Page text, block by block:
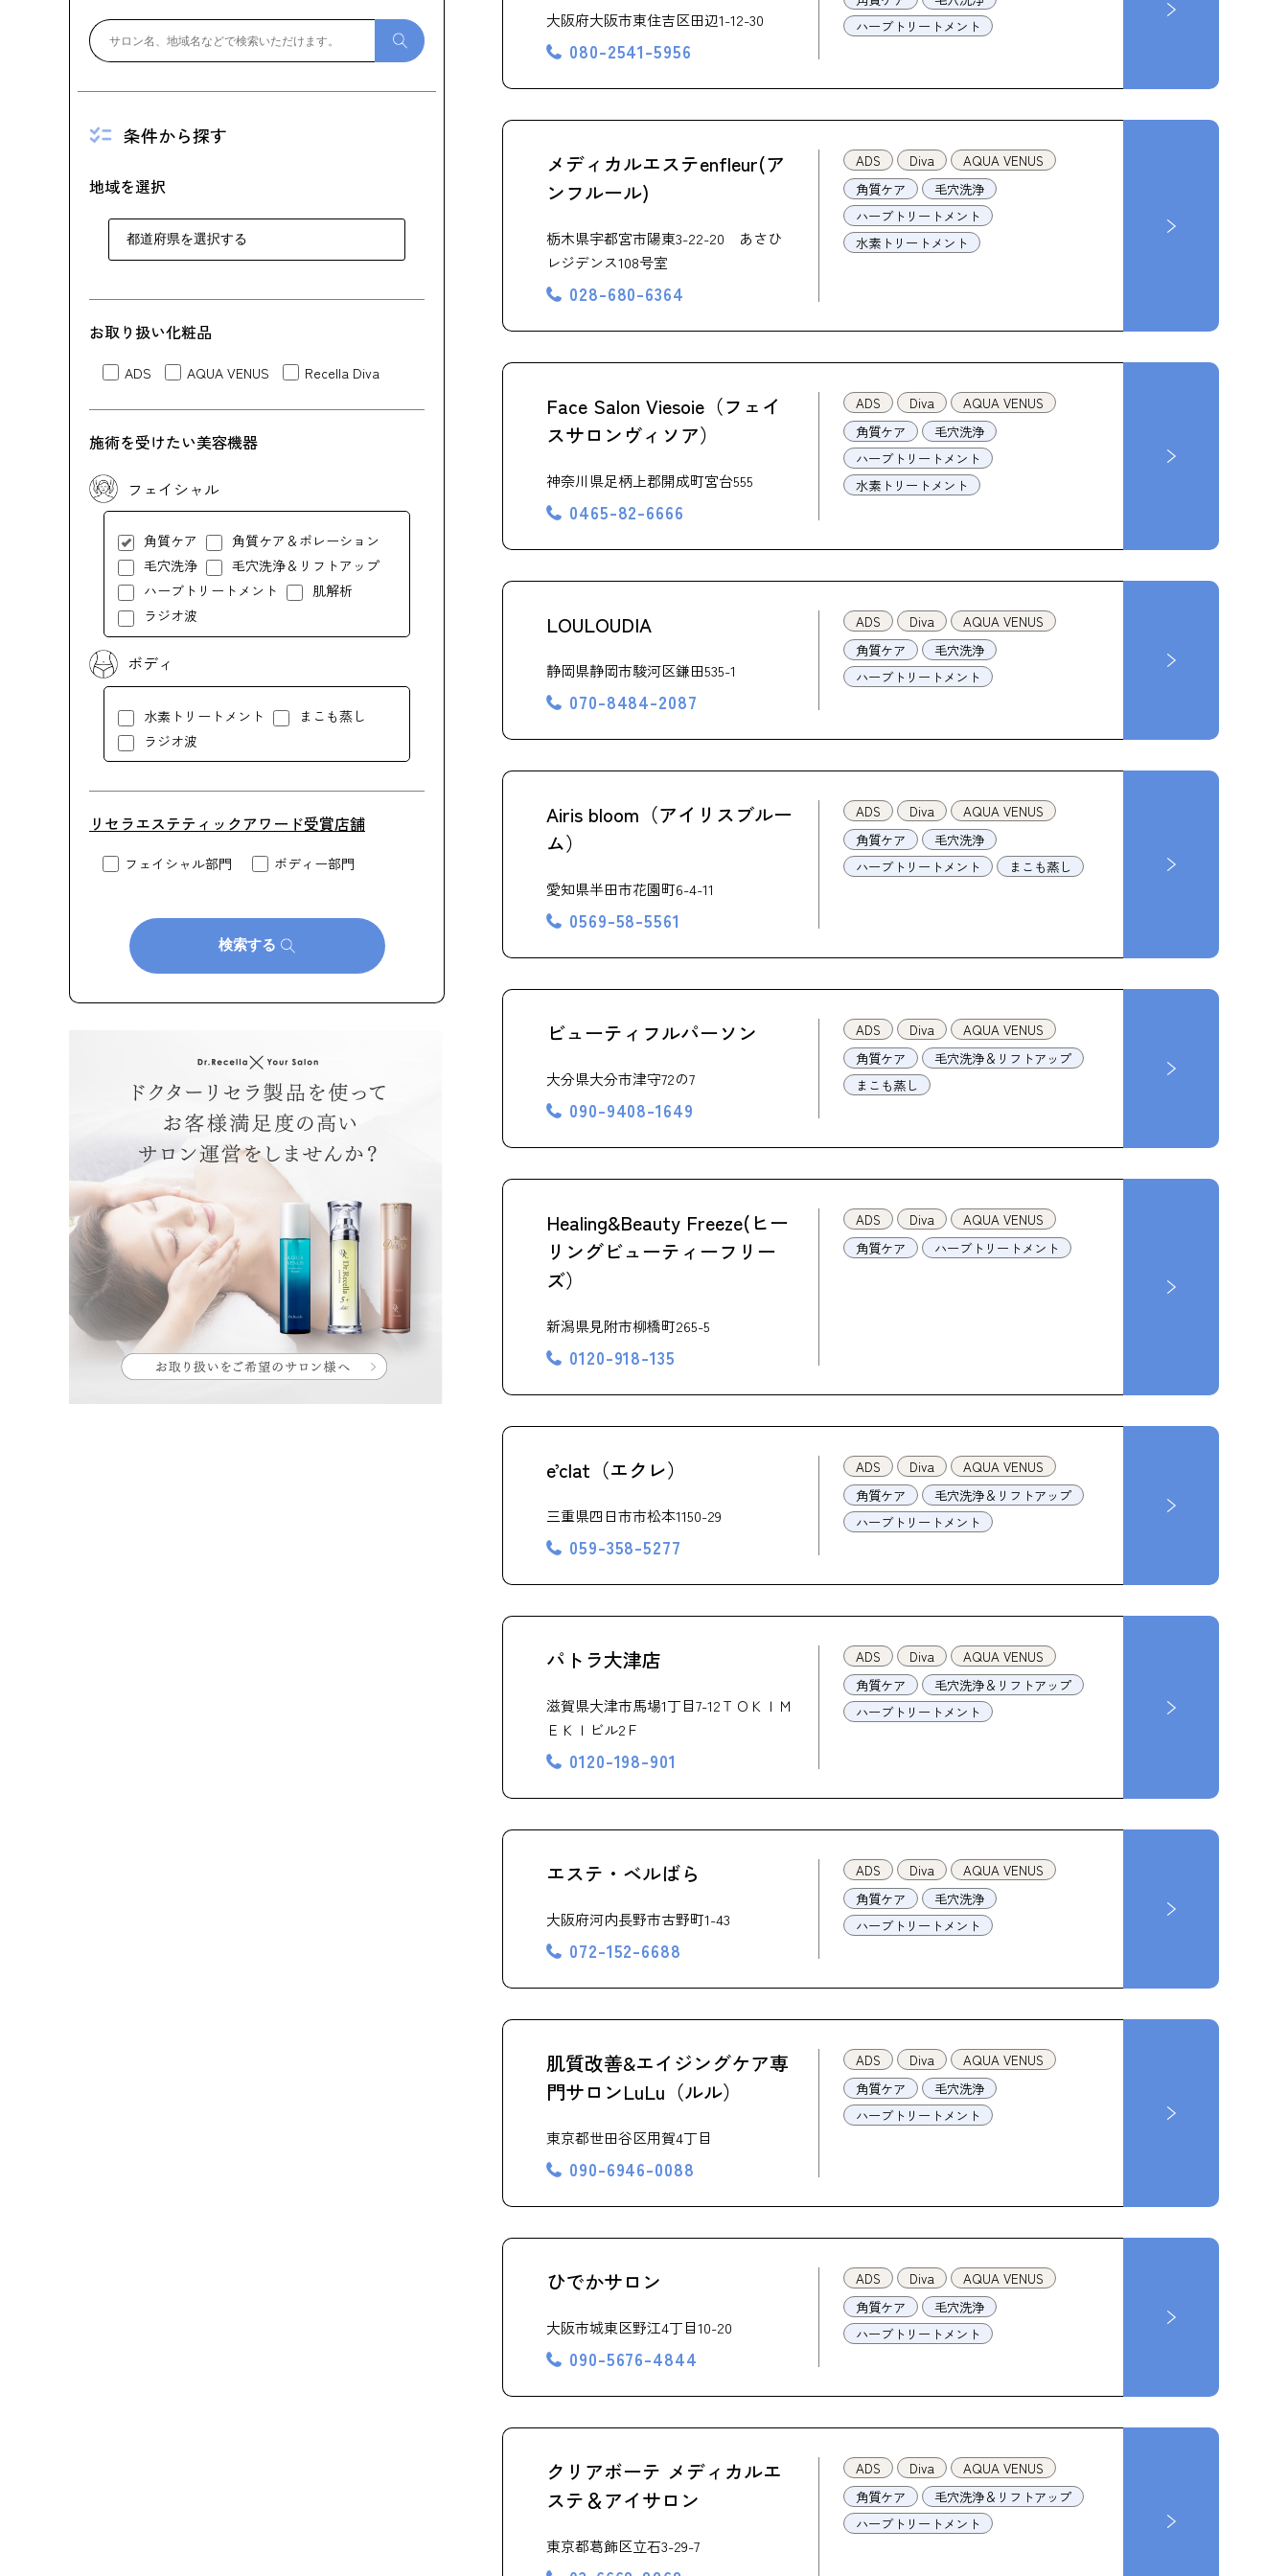
条件から探す
地域を選択
お取り扱い化粧品
ADS AQUA VENUS Recella Diva
施術を受けたい美容機器
フェイシャル
角質ケア
角質ケア＆ポレーション
毛穴洗浄
毛穴洗浄＆リフトアップ
ハーブトリートメント
肌解析
ラジオ波
ボディ
水素トリートメント
まこも蒸し
ラジオ波
リセラエステティックアワード受賞店舗
フェイシャル部門 ボディー部門
検索する
大阪府大阪市東住吉区田辺1-12-30
080-2541-5956
ハーブトリートメント
メディカルエステenfleur(ア
ンフルール)
栃木県宇都宮市陽東3-22-20 あさひ
レジデンス108号室
028-680-6364
ADS Diva
AQUA VENUS
角質ケア
毛穴洗浄
ハーブトリートメント
水素トリートメント
Face Salon Viesoie（フェイ
スサロンヴィソア）
神奈川県足柄上郡開成町宮台555
0465-82-6666
ADS Diva
AQUA VENUS
角質ケア
毛穴洗浄
ハーブトリートメント
水素トリートメント
LOULOUDIA
静岡県静岡市駿河区鎌田535-1
070-8484-2087
ADS Diva
AQUA VENUS
角質ケア
毛穴洗浄
ハーブトリートメント
Airis bloom（アイリスブルー
ム）
愛知県半田市花園町6-4-11
0569-58-5561
ADS Diva
AQUA VENUS
角質ケア
毛穴洗浄
ハーブトリートメント
まこも蒸し
ビューティフルパーソン
大分県大分市津守72の7
090-9408-1649
ADS Diva
AQUA VENUS
角質ケア
毛穴洗浄＆リフトアップ
まこも蒸し
Healing&Beauty Freeze(ヒー
リングビューティーフリー
ズ）
新潟県見附市柳橋町265-5
0120-918-135
ADS Diva
AQUA VENUS
角質ケア
ハーブトリートメント
e’clat（エクレ）
三重県四日市市松本1150-29
059-358-5277
ADS Diva
AQUA VENUS
角質ケア
毛穴洗浄＆リフトアップ
ハーブトリートメント
パトラ大津店
滋賀県大津市馬場1丁目7-12ＴＯＫＩＭ
ＥＫＩビル2Ｆ
0120-198-901
ADS Diva
AQUA VENUS
角質ケア
毛穴洗浄＆リフトアップ
ハーブトリートメント
エステ・ベルばら
大阪府河内長野市古野町1-43
072-152-6688
ADS Diva
AQUA VENUS
角質ケア
毛穴洗浄
ハーブトリートメント
肌質改善&エイジングケア専
門サロンLuLu（ルル）
東京都世田谷区用賀4丁目
090-6946-0088
ADS Diva
AQUA VENUS
角質ケア
毛穴洗浄
ハーブトリートメント
ひでかサロン
大阪市城東区野江4丁目10-20
090-5676-4844
ADS Diva
AQUA VENUS
角質ケア
毛穴洗浄
ハーブトリートメント
クリアボーテ メディカルエ
ステ＆アイサロン
東京都葛飾区立石3-29-7
ADS Diva
AQUA VENUS
角質ケア
毛穴洗浄＆リフトアップ
ハーブトリートメント